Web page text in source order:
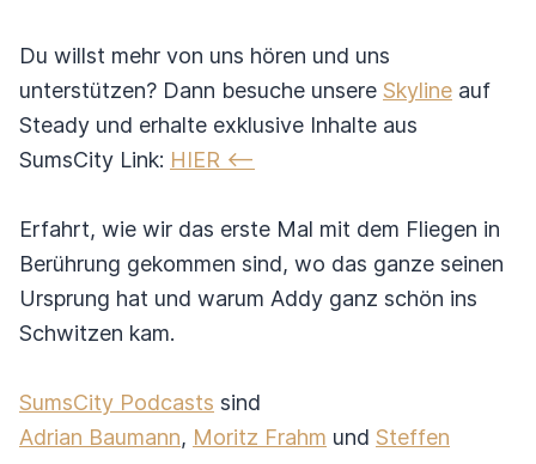
Du willst mehr von uns hören und uns
unterstützen? Dann besuche unsere Skyline auf
Steady und erhalte exklusive Inhalte aus
SumsCity Link: HIER <--
Erfahrt, wie wir das erste Mal mit dem Fliegen in
Berührung gekommen sind, wo das ganze seinen
Ursprung hat und warum Addy ganz schön ins
Schwitzen kam.
SumsCity Podcasts sind
Adrian Baumann, Moritz Frahm und Steffen